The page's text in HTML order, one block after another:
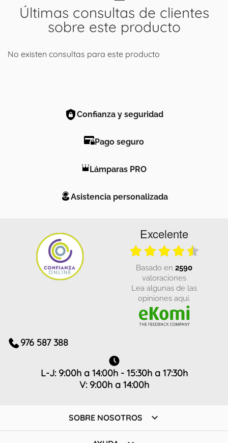
Últimas consultas de clientes
sobre este producto
No existen consultas para este producto
Confianza y seguridad
Pago seguro
Lámparas PRO
Asistencia personalizada
Excelente
basado en 2590
valoraciones
Lea algunas de las
opiniones aquí.
976 587 388
L-J: 9:00h a 14:00h - 15:30h a 17:30h
V: 9:00h a 14:00h
SOBRE NOSOTROS 